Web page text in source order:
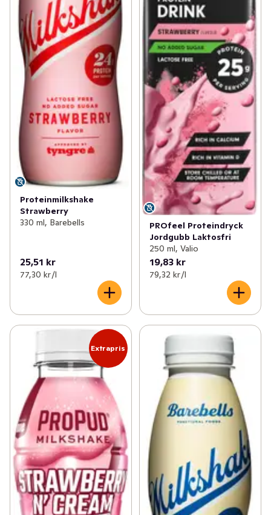
Proteinmilkshake
Strawberry
330 ml, Barebells
25,51 kr
77,30 kr /l
PROfeel Proteindryck
Jordgubb Laktosfri
250 ml, Valio
19,83 kr
79,32 kr /l
Extrapris